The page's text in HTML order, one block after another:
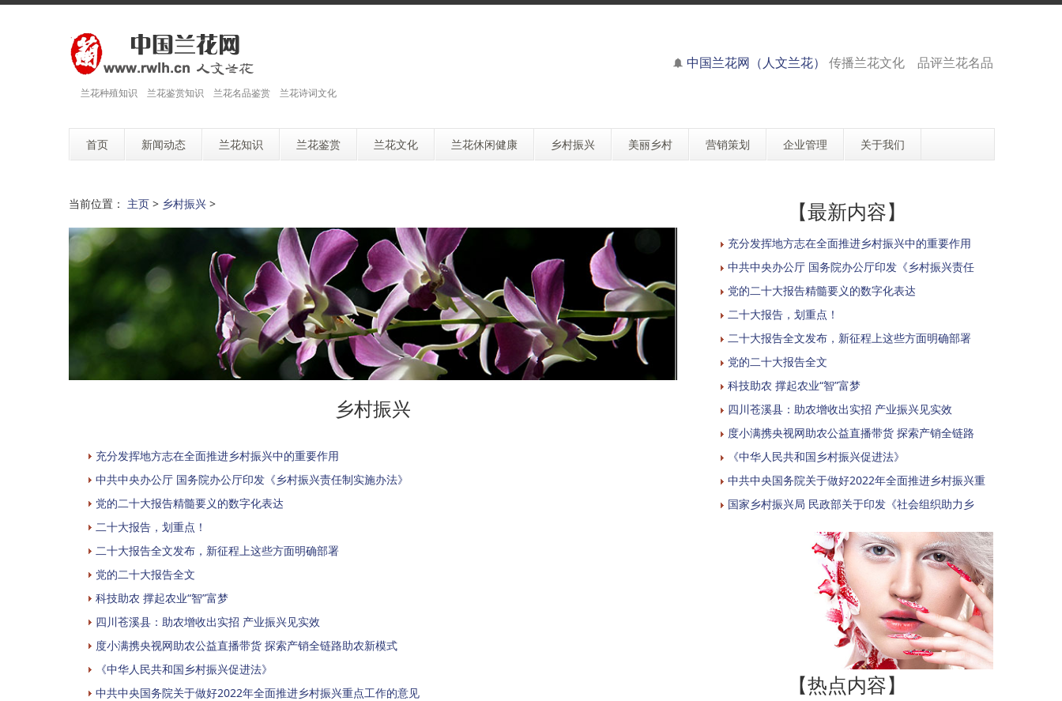
兰花种殖知识 兰花鉴赏知识 兰花名品鉴赏 兰花诗词文化
中国兰花网（人文兰花） 传播兰花文化 品评兰花名品
首页 新闻动态 兰花知识 兰花鉴赏 兰花文化 兰花休闲健康 乡村振兴 美丽乡村 营销策划 企业管理 关于我们
当前位置： 主页 > 乡村振兴 >
乡村振兴
充分发挥地方志在全面推进乡村振兴中的重要作用
中共中央办公厅 国务院办公厅印发《乡村振兴责任制实施办法》
党的二十大报告精髓要义的数字化表达
二十大报告，划重点！
二十大报告全文发布，新征程上这些方面明确部署
党的二十大报告全文
科技助农 撑起农业“智”富梦
四川苍溪县：助农增收出实招 产业振兴见实效
度小满携央视网助农公益直播带货 探索产销全链路助农新模式
《中华人民共和国乡村振兴促进法》
中共中央国务院关于做好2022年全面推进乡村振兴重点工作的意见
【最新内容】
充分发挥地方志在全面推进乡村振兴中的重要作用
中共中央办公厅 国务院办公厅印发《乡村振兴责任
党的二十大报告精髓要义的数字化表达
二十大报告，划重点！
二十大报告全文发布，新征程上这些方面明确部署
党的二十大报告全文
科技助农 撑起农业“智”富梦
四川苍溪县：助农增收出实招 产业振兴见实效
度小满携央视网助农公益直播带货 探索产销全链路
《中华人民共和国乡村振兴促进法》
中共中央国务院关于做好2022年全面推进乡村振兴重
国家乡村振兴局 民政部关于印发《社会组织助力乡
【热点内容】